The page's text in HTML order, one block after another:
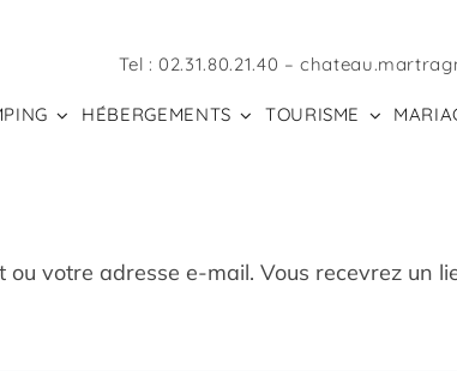
Tel :02.31.80.21.40 –
HÉBERGEMENTS TOURISME
votre adresse e-mail. Vous recevrez un